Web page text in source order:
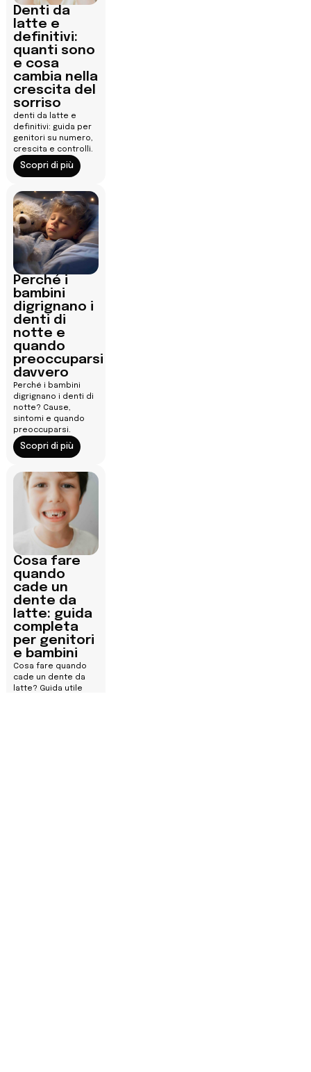
Denti da
latte e
definitivi:
quanti sono
e cosa
cambia nella
crescita del
sorriso
denti da latte e
definitivi: guida per
genitori su numero,
crescita e controlli.
Scopri di più
Perché i
bambini
digrignano i
denti di
notte e
quando
preoccuparsi
davvero
Perché i bambini
digrignano i denti di
notte? Cause,
sintomi e quando
preoccuparsi.
Scopri di più
Cosa fare
quando
cade un
dente da
latte: guida
completa
per genitori
e bambini
Cosa fare quando
cade un dente da
latte? Guida utile